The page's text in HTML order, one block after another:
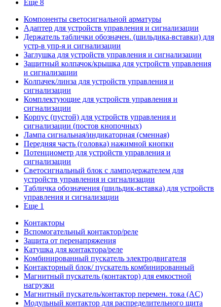
Еще 8
Компоненты светосигнальной арматуры
Адаптер для устройств управления и сигнализации
Держатель таблички обозначен. (шильдика-вставки) для
устр-в упр-я и сигнализации
Заглушка для устройств управления и сигнализации
Защитный колпачок/крышка для устройств управления
и сигнализации
Колпачек/линза для устройств управления и
сигнализации
Комплектующие для устройств управления и
сигнализации
Корпус (пустой) для устройств управления и
сигнализации (постов кнопочных)
Лампа сигнальная/индикаторная (сменная)
Передняя часть (головка) нажимной кнопки
Потенциометр для устройств управления и
сигнализации
Светосигнальный блок с ламподержателем для
устройств управления и сигнализации
Табличка обозначения (шильдик-вставка) для устройств
управления и сигнализации
Еще 1
Контакторы
Вспомогательный контактор/реле
Защита от перенапряжения
Катушка для контактора/реле
Комбинированный пускатель электродвигателя
Контакторный блок/ пускатель комбинированный
Магнитный пускатель (контактор) для емкостной
нагрузки
Магнитный пускатель/контактор перемен. тока (AC)
Модульный контактор для распределительного щита